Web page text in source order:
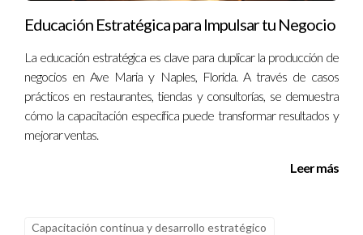
Educación Estratégica para Impulsar tu Negocio
La educación estratégica es clave para duplicar la producción de
negocios en Ave Maria y Naples, Florida. A través de casos
prácticos en restaurantes, tiendas y consultorías, se demuestra
cómo la capacitación específica puede transformar resultados y
mejorar ventas.
Leer más
Capacitación continua y desarrollo estratégico